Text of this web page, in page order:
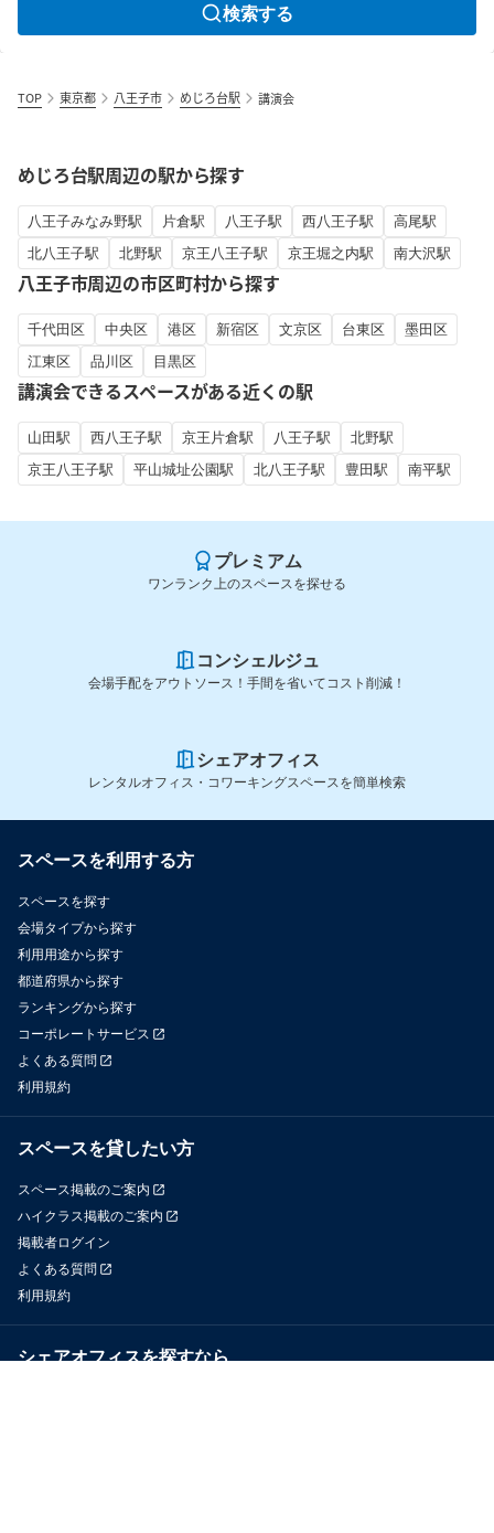
検索する
TOP 東京都 八王子市 めじろ台駅 講演会
めじろ台駅周辺の駅から探す
八王子みなみ野駅 片倉駅 八王子駅 西八王子駅
高尾駅
北八王子駅
北野駅 京王八王子駅 京王堀之内駅 南大沢駅
八王子市周辺の市区町村から探す
千代田区 中央区 港区 新宿区 文京区 台東区
墨田区
江東区
品川区 目黒区
講演会できるスペースがある近くの駅
山田駅 西八王子駅 京王片倉駅 八王子駅
北野駅
京王八王子駅
平山城址公園駅 北八王子駅 豊田駅 南平駅
プレミアム
ワンランク上のスペースを探せる
コンシェルジュ
会場手配をアウトソース！手間を省いてコスト削減！
シェアオフィス
レンタルオフィス・コワーキングスペースを簡単検索
スペースを利用する方
スペースを探す
会場タイプから探す
利用用途から探す
都道府県から探す
ランキングから探す
コーポレートサービス
よくある質問
利用規約
スペースを貸したい方
スペース掲載のご案内
ハイクラス掲載のご案内
掲載者ログイン
よくある質問
利用規約
シェアオフィスを探すなら